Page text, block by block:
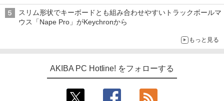
スリム形状でキーボードとも組み合わせやすいトラックボールマ
ウス「Nape Pro」がKeychronから
もっと見る
AKIBA PC Hotline! をフォローする